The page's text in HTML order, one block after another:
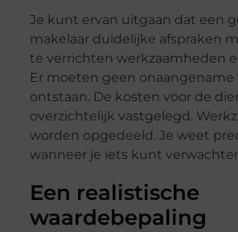
Je kunt ervan uitgaan dat een
makelaar duidelijke afspraken
te verrichten werkzaamheden
Er moeten geen onaangename
ontstaan. De kosten voor de
overzichtelijk vastgelegd.
worden opgedeeld. Je weet
wanneer je iets kunt
Een realistische
waardebepaling